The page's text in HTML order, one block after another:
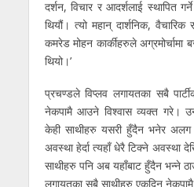
दर्शन, विचार र आदर्शलाई स्थापित
थियौं। त्यो महान् दार्शनिक,
कमरेड मोहन कार्कीहरुले अग्रमोर्चामा
थियो।’
प्रचण्डले विप्लव लगायतका सबै
नेकपामै आउने विश्वास व्यक्त गरे।
केही साथीहरु यसरी हुँदैन भनेर
अवस्था हेर्दा त्यहाँ धेरै टिक्ने अवस्था
साथीहरु पनि अब यहाँबाट हुँदैन भन्ने
लगायतका सबै साथीहरु एकदिन